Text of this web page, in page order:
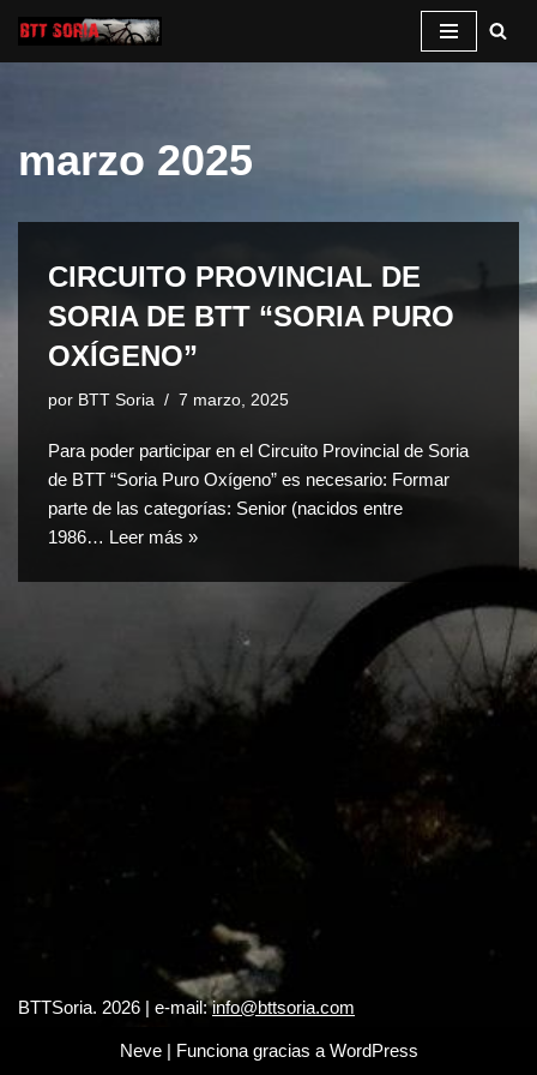
Saltar
marzo 2025
CIRCUITO PROVINCIAL DE
SORIA DE BTT “SORIA PURO
OXÍGENO”
por BTT Soria 7 marzo, 2025
Para poder participar en el Circuito Provincial de Soria
de BTT “Soria Puro Oxígeno” es necesario: Formar
parte de las categorías: Senior (nacidos entre
1986… Leer más »
BTTSoria. 2026 | e-mail:info@bttsoria.com
Neve| Funciona gracias a WordPress